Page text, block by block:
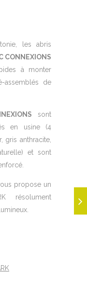
les abris
CONNEXIONS
à monter
assemblés de
sont
en usine (4
gris anthracite,
et sont
propose un
résolument